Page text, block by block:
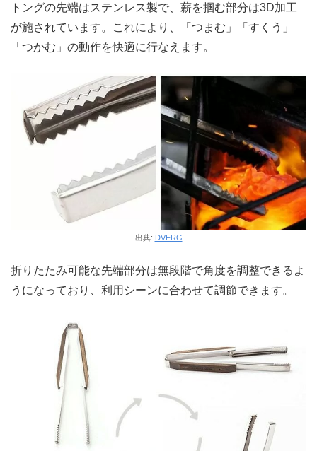
トングの先端はステンレス製で、薪を掴む部分は3D加工
が施されています。これにより、「つまむ」「すくう」
「つかむ」の動作を快適に行なえます。
出典: DVERG
折りたたみ可能な先端部分は無段階で角度を調整できるよ
うになっており、利用シーンに合わせて調節できます。